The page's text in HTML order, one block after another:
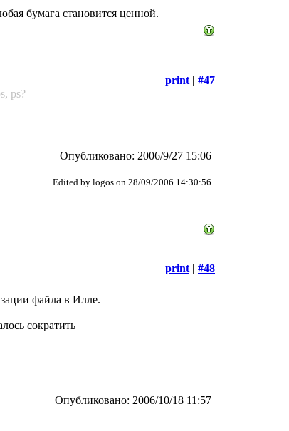
бyмага становится ценной.
print | #47
ps?
Опубликовано: 2006/9/27 15:06
Edited by logos on 28/09/2006 14:30:56
print | #48
файла в Илле.
сократить
Опубликовано: 2006/10/18 11:57